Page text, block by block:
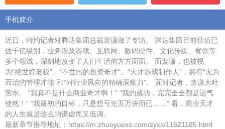
手机简介
近日，特约记者对腾达集团总裁裴谦做了专访。 腾达集团目前估值已
达千亿级别，业务涉及游戏、互联网、数码硬件、文化传媒、餐饮等
多个领域，深刻地改变了人们生活的方方面面。 而裴谦，也被视
为“绝世好老板”、“不世出的投资奇才”、“天才游戏制作人”，拥有“无为
而治的管理才能”和“对行业风向的精确洞察力”。 面对记者，裴谦大吐
苦水。 “我真不是什么商业奇才啊！” “我的成功，完完全全都是运气
使然！” “我最初的目标，只是想亏光五万块而已……” 看，商业天才
的人生就是这么的谦虚而又低调。
最新章节推荐地址：https://m.zhuoyuexs.com/zyxs/11521185.html